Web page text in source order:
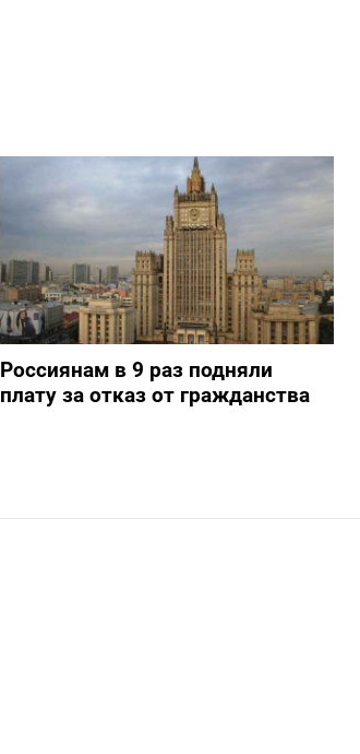
Россиянам в 9 раз подняли
плату за отказ от гражданства